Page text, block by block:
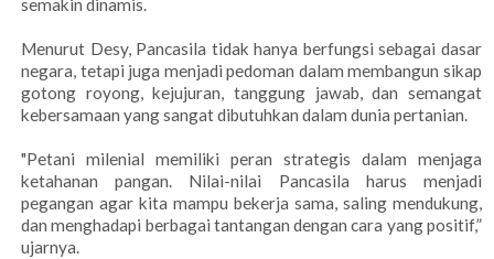
semakin dinamis.
Menurut Desy, Pancasila tidak hanya berfungsi sebagai dasar
negara, tetapi juga menjadi pedoman dalam membangun sikap
gotong royong, kejujuran, tanggung jawab, dan semangat
kebersamaan yang sangat dibutuhkan dalam dunia pertanian.
"Petani milenial memiliki peran strategis dalam menjaga
ketahanan pangan. Nilai-nilai Pancasila harus menjadi
pegangan agar kita mampu bekerja sama, saling mendukung,
dan menghadapi berbagai tantangan dengan cara yang positif,”
ujarnya.